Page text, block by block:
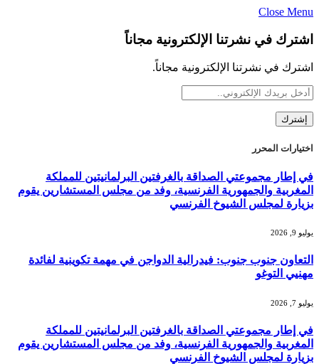
Close Menu
اشترك في نشرتنا الإلكترونية مجاناً
اشترك في نشرتنا الإلكترونية مجاناً.
اختيارات المحرر
في إطار مجموعتي الصداقة بالغرفتين البرلمانيتين للمملكة
المغربية والجمهورية الفرنسية، وفد من مجلس المستشارين يقوم
بزيارة لمجلس الشيوخ الفرنسي
يوليو 9, 2026
التعاون جنوب جنوب: فيدرالية الدواجن في مهمة تكوينية لفائدة
مهنيي التوغو
يوليو 7, 2026
في إطار مجموعتي الصداقة بالغرفتين البرلمانيتين للمملكة
المغربية والجمهورية الفرنسية، وفد من مجلس المستشارين يقوم
بزيارة لمجلس الشيوخ الفرنسي